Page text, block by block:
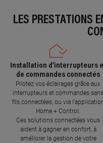
LES PRESTATIONS
Installation d’interrupteurs
de commandes connectés
Pilotez vos éclairages grâce aux
interrupteurs et commandes sans
fils connectées, ou via
Home + Control.
Ces solutions connectées vous
aident à gagner en confort, à
améliorer la gestion de votre